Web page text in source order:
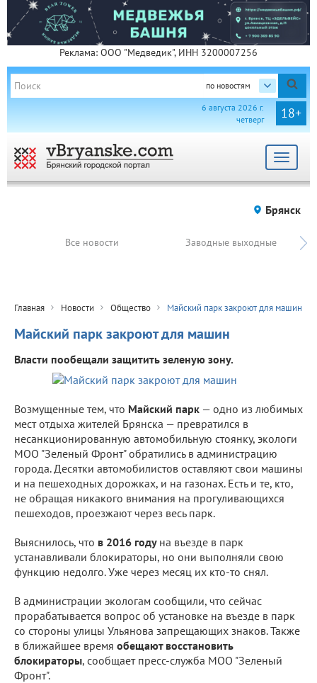
Реклама: ООО "Медведик", ИНН 3200007256
по новостям
18+
6 августа 2026 г.
четверг
Toggle
Брянск
Все новости Заводные выходные
Главная Новости Общество Майский парк закроют для машин
Майский парк закроют для машин
Власти пообещали защитить зеленую зону.
Возмущенные тем, что Майский парк — одно из любимых
мест отдыха жителей Брянска — превратился в
несанкционированную автомобильную стоянку, экологи
МОО "Зеленый Фронт" обратились в администрацию
города. Десятки автомобилистов оставляют свои машины
и на пешеходных дорожках, и на газонах. Есть и те, кто,
не обращая никакого внимания на прогуливающихся
пешеходов, проезжают через весь парк.
Выяснилось, что в 2016 году на въезде в парк
устанавливали блокираторы, но они выполняли свою
функцию недолго. Уже через месяц их кто-то снял.
В администрации экологам сообщили, что сейчас
прорабатывается вопрос об установке на въезде в парк
со стороны улицы Ульянова запрещающих знаков. Также
в ближайшее время обещают восстановить
блокираторы, сообщает пресс-служба МОО "Зеленый
Фронт".